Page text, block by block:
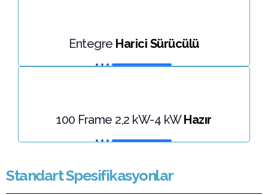
Entegre Harici Sürücülü
100 Frame 2,2 kW-4 kWHazır
Standart Spesifikasyonlar